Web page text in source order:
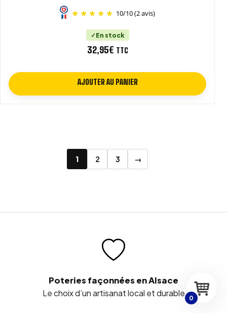
10/10(2 avis)
En stock
32,95€ TTC
AJOUTER AU PANIER
1 2 3 →
Poteries façonnées en Alsace
Le choix d’un artisanat local et durable
0